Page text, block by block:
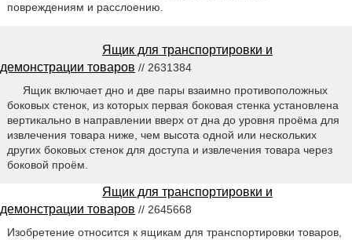
повреждениям и расслоению.
Ящик для транспортировки и
демонстрации товаров // 2631384
Ящик включает дно и две пары взаимно противоположных
боковых стенок, из которых первая боковая стенка установлена
вертикально в направлении вверх от дна до уровня проёма для
извлечения товара ниже, чем высота одной или нескольких
других боковых стенок для доступа и извлечения товара через
боковой проём.
Ящик для транспортировки и
демонстрации товаров // 2645668
Изобретение относится к ящикам для транспортировки товаров,